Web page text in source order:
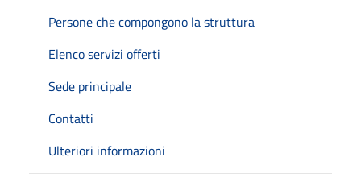
Persone che compongono la struttura
Elenco servizi offerti
Sede principale
Contatti
Ulteriori informazioni